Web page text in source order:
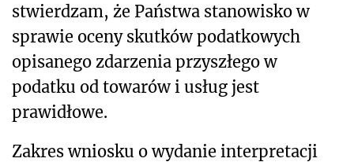
stwierdzam, że Państwa stanowisko w
sprawie oceny skutków podatkowych
opisanego zdarzenia przyszłego w
podatku od towarów i usług jest
prawidłowe.
Zakres wniosku o wydanie interpretacji